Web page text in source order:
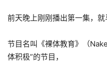
前天晚上刚刚播出第一集，就
节目名叫《裸体教育》（
体积极”的节目，